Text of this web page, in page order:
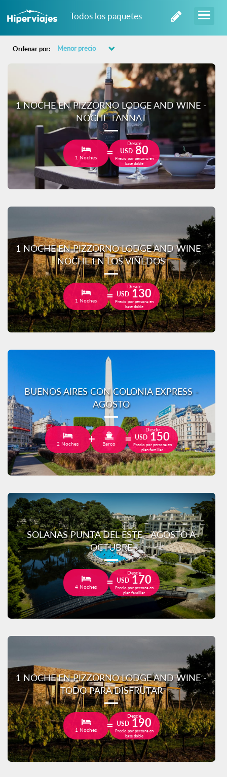
Todos los paquetes
Ordenar por:
1 NOCHE EN PIZZORNO LODGE AND WINE -
NOCHE TANNAT
1 Noches
Desde
USD80
Precio por persona en
base doble
1 NOCHE EN PIZZORNO LODGE AND WINE -
NOCHE EN LOS VIÑEDOS
1 Noches
Desde
USD 130
Precio por persona en
base doble
BUENOS AIRES CON COLONIA EXPRESS -
AGOSTO
2 Noches Barco
Desde
USD 150
Precio por persona en
plan familiar
SOLANAS PUNTA DEL ESTE - AGOSTO A
OCTUBRE
4 Noches
Desde
USD 170
Precio por persona en
plan familiar
1 NOCHE EN PIZZORNO LODGE AND WINE -
TODO PARA DISFRUTAR
1 Noches
Desde
USD 190
Precio por persona en
base doble